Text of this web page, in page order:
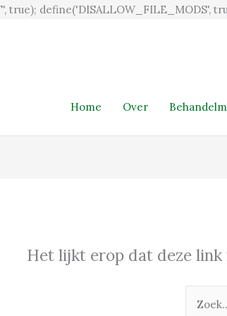
true); define('DISALLOW_FILE_MODS',
Home Over
Het lijkt erop dat deze link
Zoek